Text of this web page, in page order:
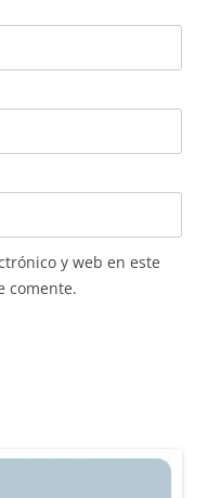
y web en este
comente.